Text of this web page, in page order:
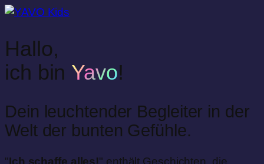
Hallo,
ich bin Yavo!
Dein leuchtender Begleiter in der
Welt der bunten Gefühle.
"Ich schaffe alles!" enthält Geschichten, die